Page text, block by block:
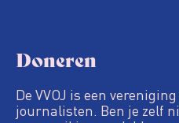
Doneren
De VVOJ is een
journalisten. Ben je zelf